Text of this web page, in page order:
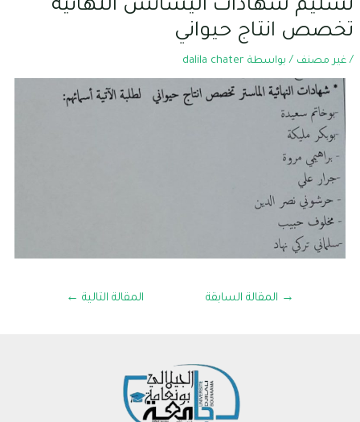
تسليم شهادات اليسانس النهائية
تخصص انتاج حيواني
/ غير مصنف / بواسطة dalila chater
→ المقالة السابقة المقالة التالية ←